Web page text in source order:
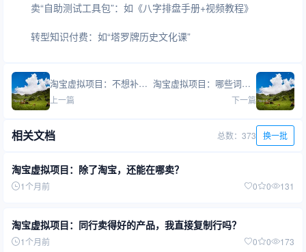
卖“自助测试工具包”：如《八字排盘手册+视频教程》
转型知识付费：如“塔罗牌历史文化课”
淘宝虚拟项目：不想补单怎么起量？
上一篇
淘宝虚拟项目：哪些词是淘宝违禁词？
下一篇
相关文档 总数：373 换一批
淘宝虚拟项目：除了淘宝，还能在哪卖？
1个月前 0 0 131
淘宝虚拟项目：同行卖得好的产品，我直接复制行吗？
1个月前 0 0 173